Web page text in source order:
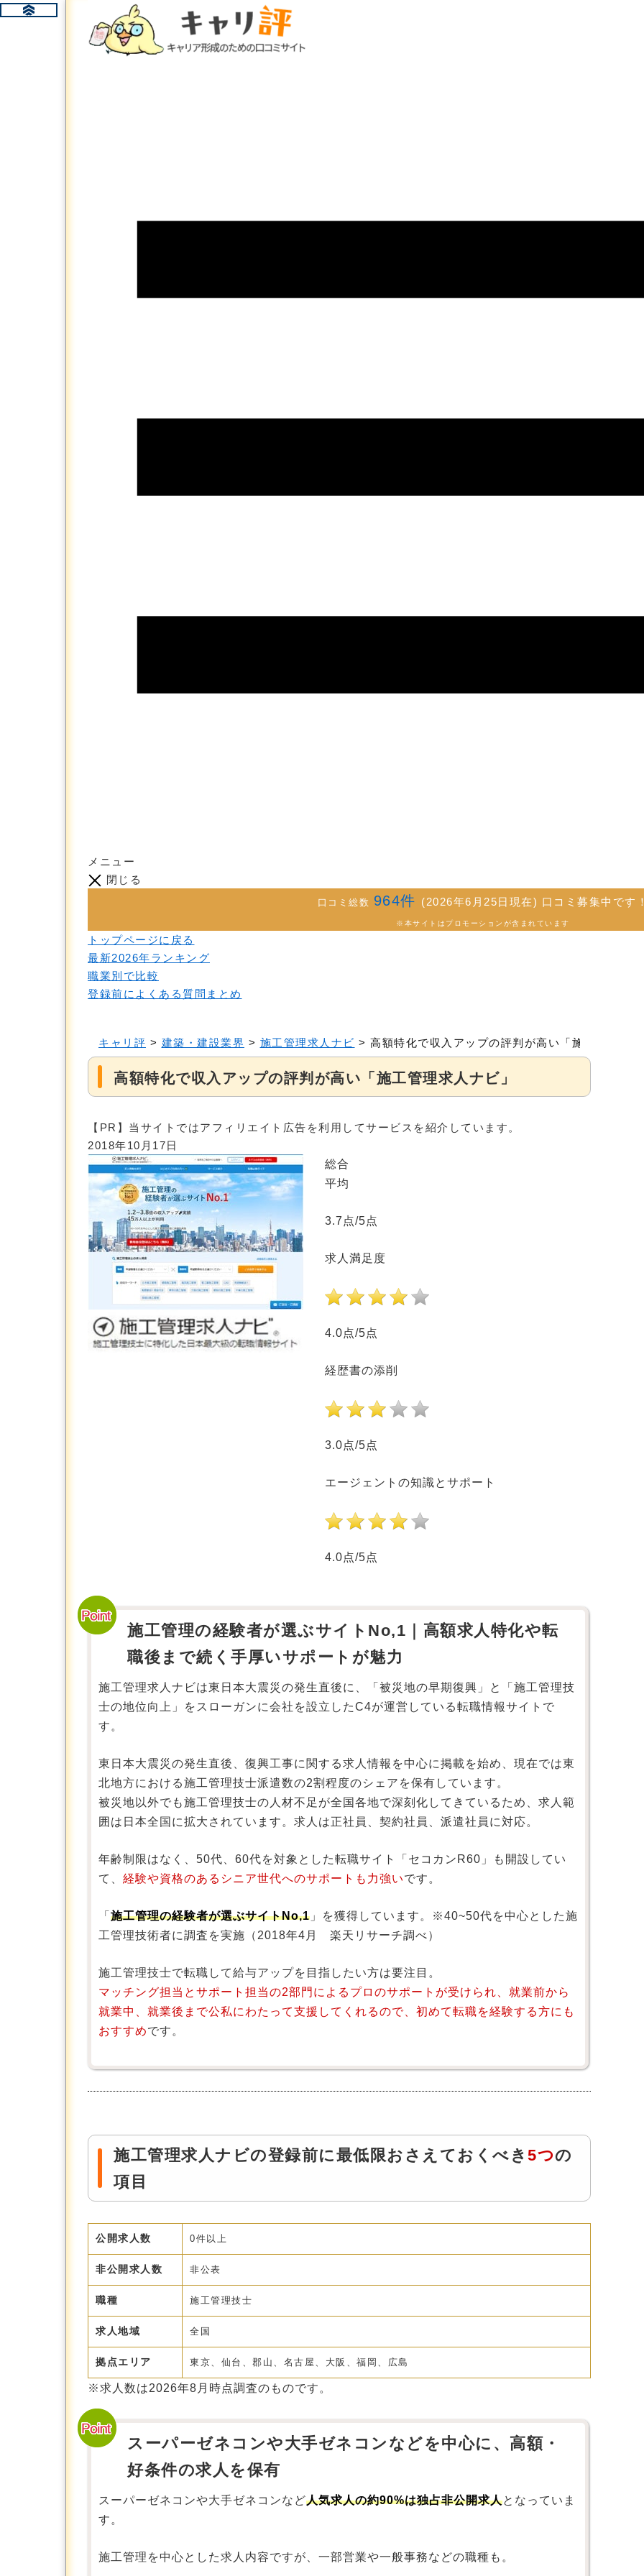
メニュー
閉じる
口コミ総数 964件 (2026年6月25日現在) 口コミ募集中です
※本サイトはプロモーションが含まれています
トップページに戻る
最新2026年ランキング
職業別で比較
登録前によくある質問まとめ
キャリ評 > 建築・建設業界 > 施工管理求人ナビ > 高額特化で収入アップの評判が高い「施工管理求
高額特化で収入アップの評判が高い「施工管理求人ナビ」
【PR】当サイトではアフィリエイト広告を利用してサービスを紹介しています。
2018年10月17日
総合
平均
3.7 点/5点
求人満足度
4.0点/5点
経歴書の添削
3.0点/5点
エージェントの知識とサポート
4.0点/5点
施工管理の経験者が選ぶサイトNo,1｜高額求人特化や転
職後まで続く手厚いサポートが魅力
施工管理求人ナビは東日本大震災の発生直後に、「被災地の早期復興」と「施工管理技
士の地位向上」をスローガンに会社を設立したC4が運営している転職情報サイトで
す。
東日本大震災の発生直後、復興工事に関する求人情報を中心に掲載を始め、現在では東
北地方における施工管理技士派遣数の2割程度のシェアを保有しています。
被災地以外でも施工管理技士の人材不足が全国各地で深刻化してきているため、求人範
囲は日本全国に拡大されています。求人は正社員、契約社員、派遣社員に対応。
年齢制限はなく、50代、60代を対象とした転職サイト「セコカンR60」も開設してい
て、 経験や資格のあるシニア世代へのサポートも力強いです。
「 施工管理の経験者が選ぶサイトNo,1 」を獲得しています。※40~50代を中心とした施
工管理技術者に調査を実施（2018年4月 楽天リサーチ調べ）
施工管理技士で転職して給与アップを目指したい方は要注目。
マッチング担当とサポート担当の2部門によるプロのサポートが受けられ、就業前から
就業中、就業後まで公私にわたって支援してくれるので、初めて転職を経験する方にも
おすすめです。
施工管理求人ナビの登録前に最低限おさえておくべき 5つの
項目
公開求人数 0件以上
非公開求人数 非公表
職種 施工管理技士
求人地域 全国
拠点エリア 東京、仙台、郡山、名古屋、大阪、福岡、広島
※求人数は2026年8月 時点調査のものです。
スーパーゼネコンや大手ゼネコンなどを中心に、高額・
好条件の求人を保有
スーパーゼネコンや大手ゼネコンなど人気求人の約90%は独占非公開求人となっていま
す。
施工管理を中心とした求人内容ですが、一部営業や一般事務などの職種も。